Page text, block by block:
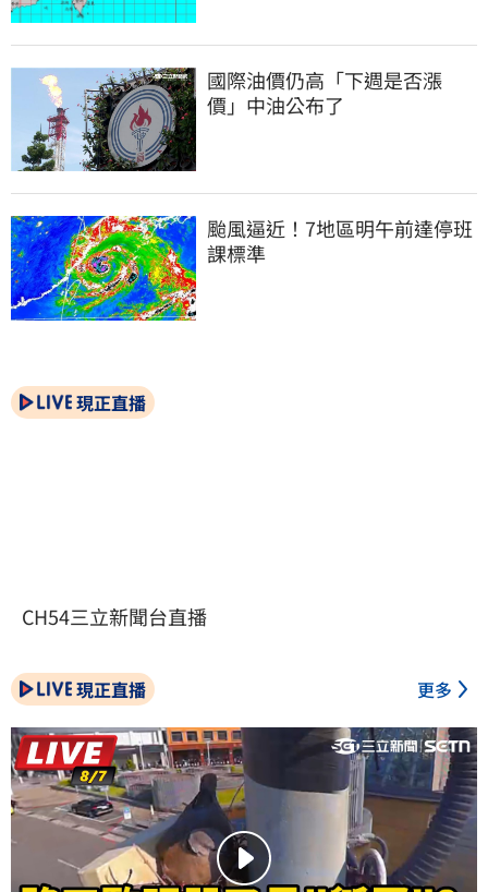
國際油價仍高「下週是否漲
價」中油公布了
颱風逼近！7地區明午前達停班
課標準
現正直播
CH54三立新聞台直播
現正直播 更多